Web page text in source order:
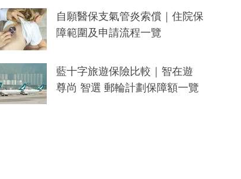
自願醫保支氣管炎索償｜住院保
障範圍及申請流程一覽
藍十字旅遊保險比較｜智在遊
尊尚 智選 郵輪計劃保障額一覽